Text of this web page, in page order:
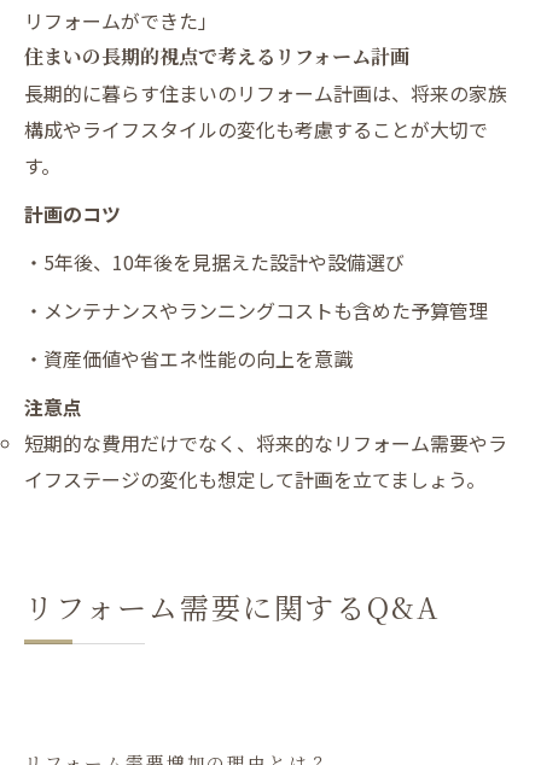
リフォームができた」
住まいの長期的視点で考えるリフォーム計画
長期的に暮らす住まいのリフォーム計画は、将来の家族
構成やライフスタイルの変化も考慮することが大切で
す。
計画のコツ
・5年後、10年後を見据えた設計や設備選び
・メンテナンスやランニングコストも含めた予算管理
・資産価値や省エネ性能の向上を意識
注意点
短期的な費用だけでなく、将来的なリフォーム需要やラ
イフステージの変化も想定して計画を立てましょう。
リフォーム需要に関するQ&A